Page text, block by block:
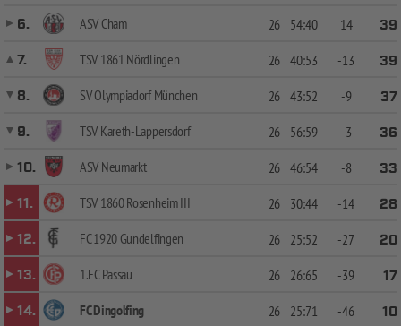
6.
ASV Cham 26 54:40 14
39
7.
TSV 1861 Nördlingen 26 40:53 -13
39
8.
SV Olympiadorf München 26 43:52 -9
37
9.
TSV Kareth-Lappersdorf 26 56:59 -3
36
10.
ASV Neumarkt 26 46:54 -8
33
11.
TSV 1860 Rosenheim III 26 30:44 -14
28
12.
FC 1920 Gundelfingen 26 25:52 -27
20
13.
1.FC Passau 26 26:65 -39
17
14.
FC Dingolfing 26 25:71 -46 10